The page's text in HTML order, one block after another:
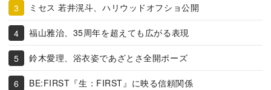
ミセス 若井滉斗、ハリウッドオフショ公開
福山雅治、35周年を超えても広がる表現
鈴木愛理、浴衣姿であざとさ全開ポーズ
BE:FIRST『生：FIRST』に映る信頼関係